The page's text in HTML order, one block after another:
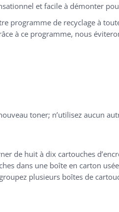
et facile à démonter
programme de recyclage à
à ce programme, nous
toner; n’utilisez aucun
de huit à dix cartouches
dans une boîte en carton
plusieurs boîtes de